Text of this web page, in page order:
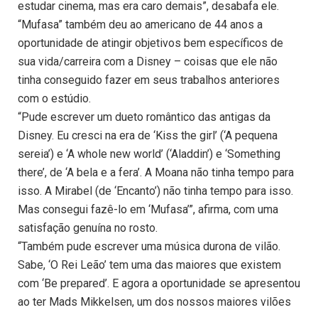
estudar cinema, mas era caro demais”, desabafa ele.
“Mufasa” também deu ao americano de 44 anos a
oportunidade de atingir objetivos bem específicos de
sua vida/carreira com a Disney – coisas que ele não
tinha conseguido fazer em seus trabalhos anteriores
com o estúdio.
“Pude escrever um dueto romântico das antigas da
Disney. Eu cresci na era de ‘Kiss the girl’ (‘A pequena
sereia’) e ‘A whole new world’ (‘Aladdin’) e ‘Something
there’, de ‘A bela e a fera’. A Moana não tinha tempo para
isso. A Mirabel (de ‘Encanto’) não tinha tempo para isso.
Mas consegui fazê-lo em ‘Mufasa’”, afirma, com uma
satisfação genuína no rosto.
“Também pude escrever uma música durona de vilão.
Sabe, ‘O Rei Leão’ tem uma das maiores que existem
com ‘Be prepared’. E agora a oportunidade se apresentou
ao ter Mads Mikkelsen, um dos nossos maiores vilões